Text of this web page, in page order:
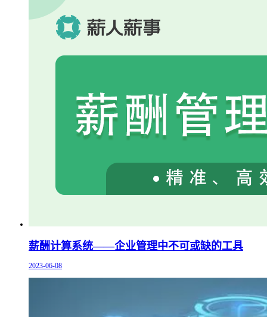
薪酬计算系统——企业管理中不可或缺的工具
2023-06-08